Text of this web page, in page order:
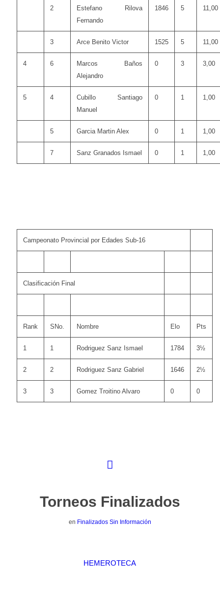
2
Estefano Rilova
Fernando
1846 5 11,00
3 Arce Benito Victor 1525 5 11,00
4 6
Marcos Baños
Alejandro
0 3 3,00
5 4
Cubillo Santiago
Manuel
0 1 1,00
5 Garcia Martin Alex 0 1 1,00
7 Sanz Granados Ismael 0 1 1,00
Campeonato Provincial por Edades Sub-16
Clasificación Final
Rank SNo. Nombre Elo Pts
1 1 Rodriguez Sanz Ismael 1784 3½
2 2 Rodriguez Sanz Gabriel 1646 2½
3 3 Gomez Troitino Alvaro 0 0
Torneos Finalizados
en Finalizados Sin Información
HEMEROTECA